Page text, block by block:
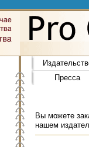
Пресса
Вы можете
нашем